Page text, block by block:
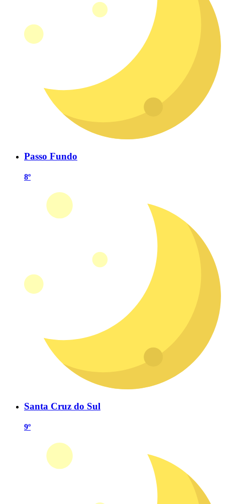
Passo Fundo
8º
Santa Cruz do Sul
9º